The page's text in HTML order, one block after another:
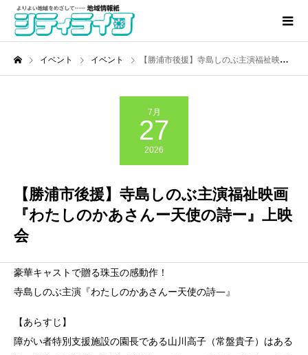
イベント イベント 【勝浦市後援】寺島しのぶ主演福祉映画『わたしのかあさんー天使の詩ー』上映会
7月
27
2026
【勝浦市後援】寺島しのぶ主演福祉映画
『わたしのかあさんー天使の詩ー』上映
会
豪華キャストで贈る珠玉の感動作！
寺島しのぶ主演『わたしのかあさんー天使の詩―』
【あらすじ】
障がい者特別支援施設の園長である山川高子（常盤貴子）はある